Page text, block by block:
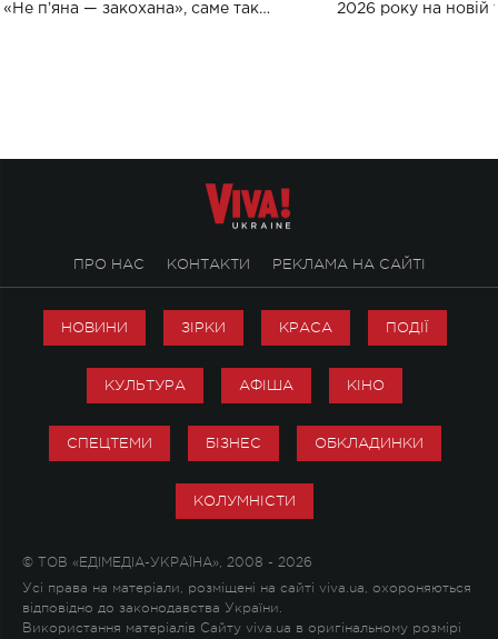
«Не пʼяна — закохана», саме так
2026 року на новій
ПРО НАС КОНТАКТИ РЕКЛАМА НА САЙТІ
НОВИНИ ЗІРКИ КРАСА ПОДІЇ
КУЛЬТУРА АФІША КІНО
СПЕЦТЕМИ БІЗНЕС ОБКЛАДИНКИ
КОЛУМНІСТИ
© ТОВ «ЕДІМЕДІА-УКРАЇНА», 2008 - 2026
Усі права на матеріали, розміщені на сайті viva.ua, охороняються
відповідно до законодавства України.
Використання матеріалів Сайту viva.ua в оригінальному розмірі